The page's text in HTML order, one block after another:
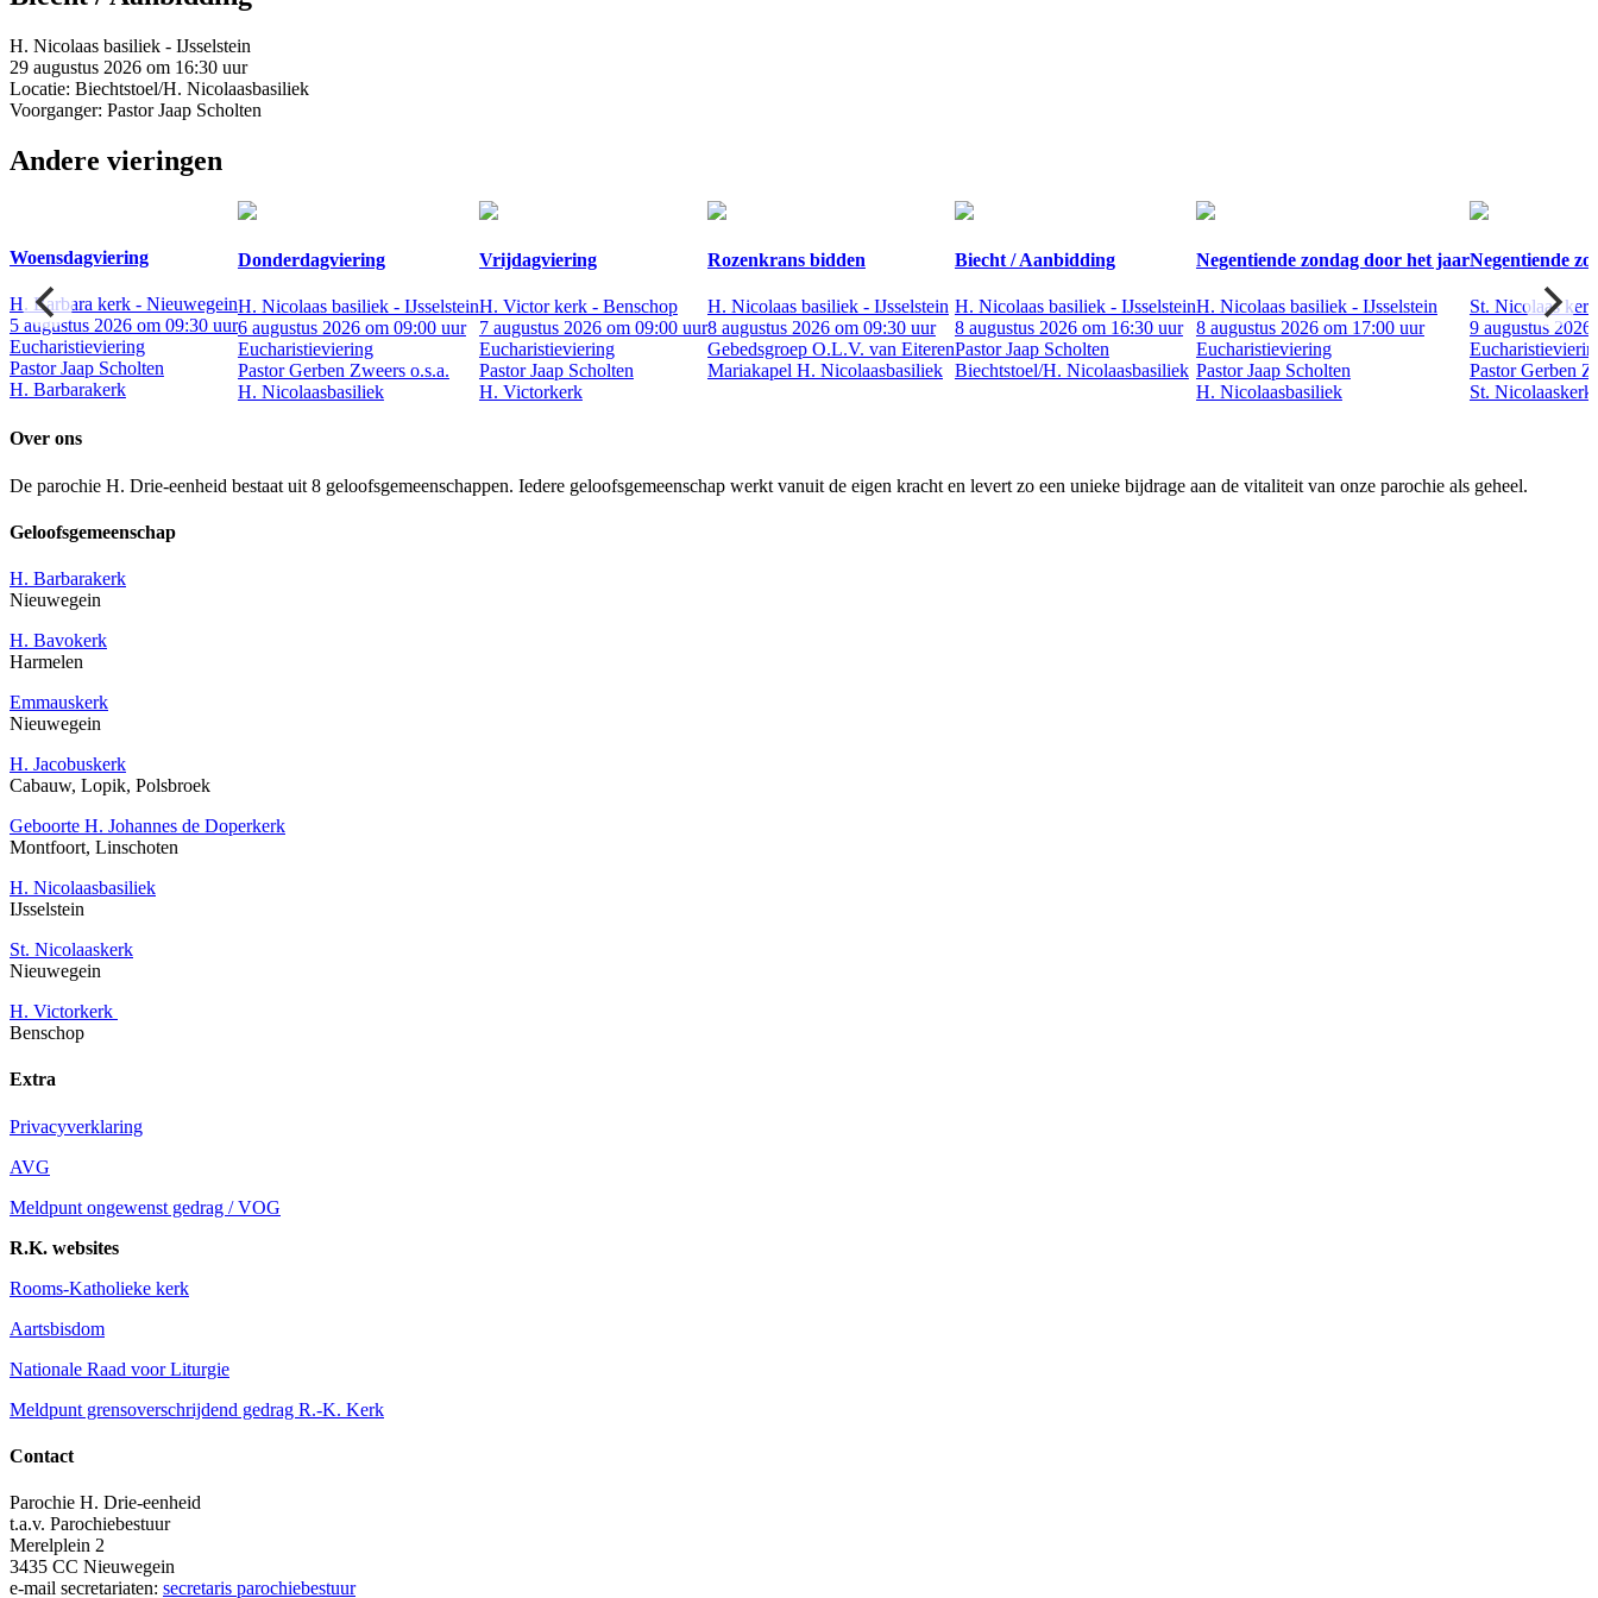
H. Nicolaas basiliek - IJsselstein
29 augustus 2026 om 16:30 uur
Locatie: Biechtstoel/H. Nicolaasbasiliek
Voorganger: Pastor Jaap Scholten
Andere vieringen
Woensdagviering
H. Barbara kerk - Nieuwegein
5 augustus 2026 om 09:30 uur
Eucharistieviering
Pastor Jaap Scholten
H. Barbarakerk
Donderdagviering
H. Nicolaas basiliek - IJsselstein
6 augustus 2026 om 09:00 uur
Eucharistieviering
Pastor Gerben Zweers o.s.a.
H. Nicolaasbasiliek
Vrijdagviering
H. Victor kerk - Benschop
7 augustus 2026 om 09:00 uur
Eucharistieviering
Pastor Jaap Scholten
H. Victorkerk
Rozenkrans bidden
H. Nicolaas basiliek - IJsselstein
8 augustus 2026 om 09:30 uur
Gebedsgroep O.L.V. van Eiteren
Mariakapel H. Nicolaasbasiliek
Biecht / Aanbidding
H. Nicolaas basiliek - IJsselstein
8 augustus 2026 om 16:30 uur
Pastor Jaap Scholten
Biechtstoel/H. Nicolaasbasiliek
Negentiende zondag door het jaar
H. Nicolaas basiliek - IJsselstein
8 augustus 2026 om 17:00 uur
Eucharistieviering
Pastor Jaap Scholten
H. Nicolaasbasiliek
Negentiende
St. Nicolaas
9 augustus
Pastor Gerben
St. Nicolaaskerk
Over ons
De parochie H. Drie-eenheid bestaat uit 8 geloofsgemeenschappen. Iedere geloofsgemeenschap werkt vanuit de eigen kracht en levert zo een unieke bijdrage aan de vitaliteit van onze parochie als geheel.
Geloofsgemeenschap
H. Barbarakerk
Nieuwegein
H. Bavokerk
Harmelen
Emmauskerk
Nieuwegein
H. Jacobuskerk
Cabauw, Lopik, Polsbroek
Geboorte H. Johannes de Doperkerk
Montfoort, Linschoten
H. Nicolaasbasiliek
IJsselstein
St. Nicolaaskerk
Nieuwegein
H. Victorkerk
Benschop
Extra
Privacyverklaring
AVG
Meldpunt ongewenst gedrag / VOG
R.K. websites
Rooms-Katholieke kerk
Aartsbisdom
Nationale Raad voor Liturgie
Meldpunt grensoverschrijdend gedrag R.-K. Kerk
Contact
Parochie H. Drie-eenheid
t.a.v. Parochiebestuur
Merelplein 2
3435 CC Nieuwegein
e-mail secretariaten: secretaris parochiebestuur